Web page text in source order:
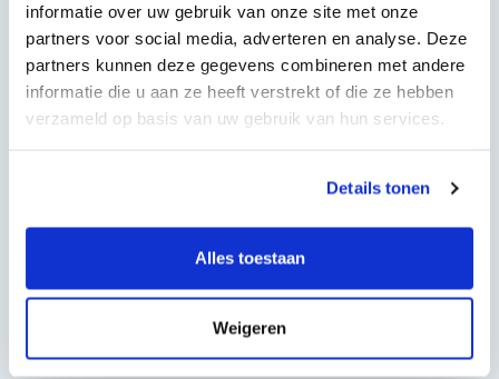
informatie over uw gebruik van onze site met onze
partners voor social media, adverteren en analyse. Deze
partners kunnen deze gegevens combineren met andere
informatie die u aan ze heeft verstrekt of die ze hebben
verzameld op basis van uw gebruik van hun services.
Details tonen
Alles toestaan
Weigeren